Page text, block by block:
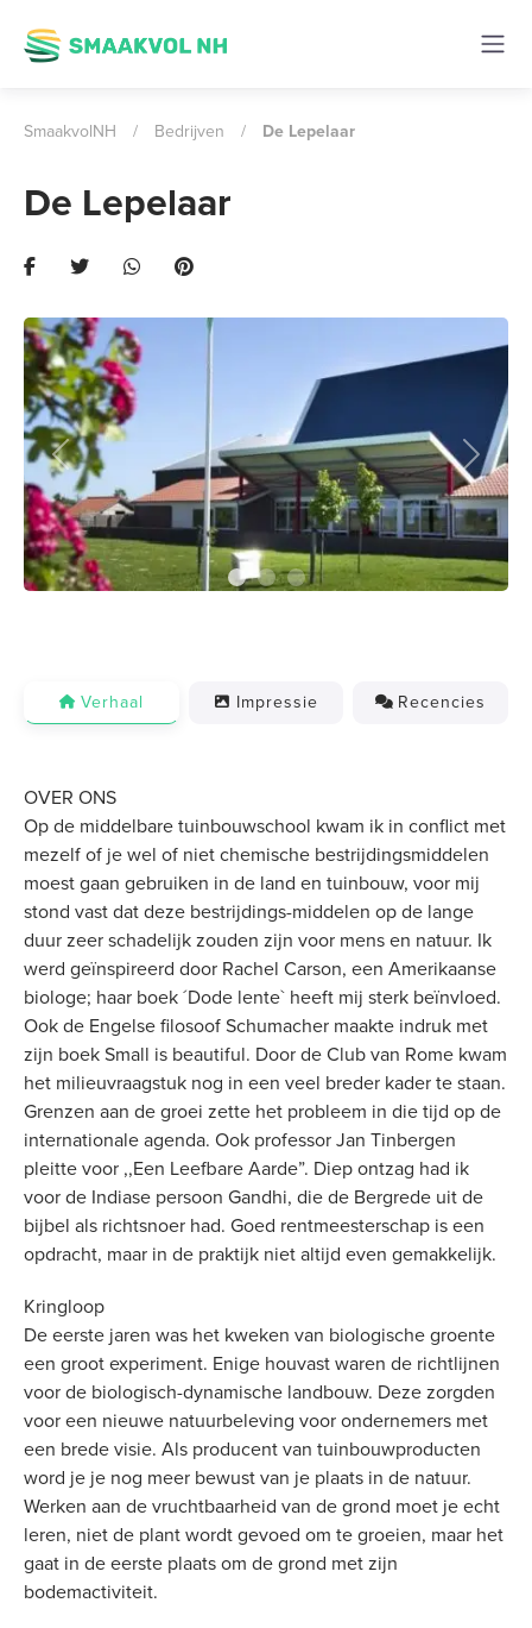
SmaakvolNH / Bedrijven / De Lepelaar
De Lepelaar
Previous Next
Verhaal Impressie Recencies
OVER ONS
Op de middelbare tuinbouwschool kwam ik in conflict met
mezelf of je wel of niet chemische bestrijdingsmiddelen
moest gaan gebruiken in de land en tuinbouw, voor mij
stond vast dat deze bestrijdings-middelen op de lange
duur zeer schadelijk zouden zijn voor mens en natuur. Ik
werd geïnspireerd door Rachel Carson, een Amerikaanse
biologe; haar boek ´Dode lente` heeft mij sterk beïnvloed.
Ook de Engelse filosoof Schumacher maakte indruk met
zijn boek Small is beautiful. Door de Club van Rome kwam
het milieuvraagstuk nog in een veel breder kader te staan.
Grenzen aan de groei zette het probleem in die tijd op de
internationale agenda. Ook professor Jan Tinbergen
pleitte voor ,,Een Leefbare Aarde”. Diep ontzag had ik
voor de Indiase persoon Gandhi, die de Bergrede uit de
bijbel als richtsnoer had. Goed rentmeesterschap is een
opdracht, maar in de praktijk niet altijd even gemakkelijk.
Kringloop
De eerste jaren was het kweken van biologische groente
een groot experiment. Enige houvast waren de richtlijnen
voor de biologisch-dynamische landbouw. Deze zorgden
voor een nieuwe natuurbeleving voor ondernemers met
een brede visie. Als producent van tuinbouwproducten
word je je nog meer bewust van je plaats in de natuur.
Werken aan de vruchtbaarheid van de grond moet je echt
leren, niet de plant wordt gevoed om te groeien, maar het
gaat in de eerste plaats om de grond met zijn
bodemactiviteit.